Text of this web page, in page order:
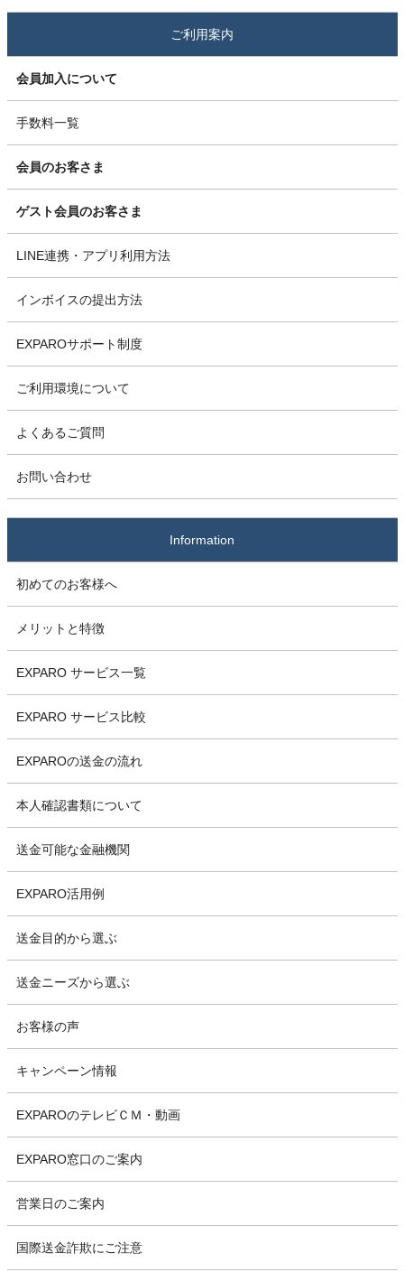
ご利用案内
会員加入について
手数料一覧
会員のお客さま
ゲスト会員のお客さま
LINE連携・アプリ利用方法
インボイスの提出方法
EXPAROサポート制度
ご利用環境について
よくあるご質問
お問い合わせ
Information
初めてのお客様へ
メリットと特徴
EXPARO サービス一覧
EXPARO サービス比較
EXPAROの送金の流れ
本人確認書類について
送金可能な金融機関
EXPARO活用例
送金目的から選ぶ
送金ニーズから選ぶ
お客様の声
キャンペーン情報
EXPAROのテレビＣＭ・動画
EXPARO窓口のご案内
営業日のご案内
国際送金詐欺にご注意